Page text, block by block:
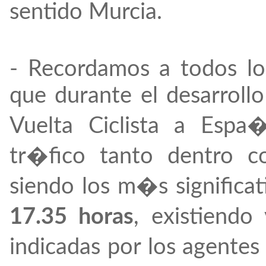
sentido Murcia.
- Recordamos a todos
que durante el
Vuelta Ciclista a
tr�fico tanto dentro
siendo los m�s
17.35 horas,
indicadas por los